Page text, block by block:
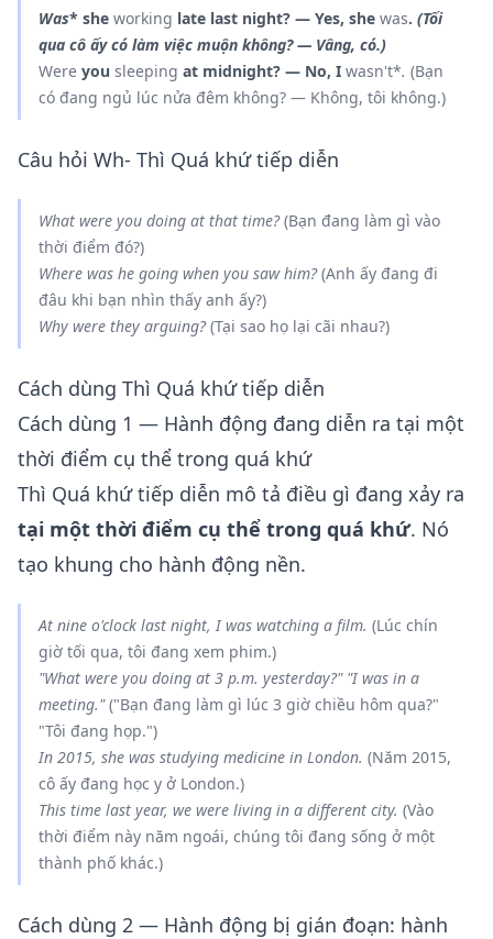
Was* she working late last night? — Yes, she was. (Tối
qua cô ấy có làm việc muộn không? — Vâng, có.)
Were you sleeping at midnight? — No, I wasn't*. (Bạn
có đang ngủ lúc nửa đêm không? — Không, tôi không.)
Câu hỏi Wh- Thì Quá khứ tiếp diễn
What were you doing at that time?(Bạn đang làm gì vào
thời điểm đó?)
Where was he going when you saw him?(Anh ấy đang đi
đâu khi bạn nhìn thấy anh ấy?)
Why were they arguing?(Tại sao họ lại cãi nhau?)
Cách dùng Thì Quá khứ tiếp diễn
Cách dùng 1 — Hành động đang diễn ra tại một
thời điểm cụ thể trong quá khứ
Thì Quá khứ tiếp diễn mô tả điều gì đang xảy ra
tại một thời điểm cụ thể trong quá khứ. Nó
tạo khung cho hành động nền.
At nine o'clock last night, Iwas watching a film. (Lúc chín
giờ tối qua, tôi đang xem phim.)
"What were you doing at 3 p.m. yesterday?" "Iwas in a
meeting."("Bạn đang làm gì lúc 3 giờ chiều hôm qua?"
"Tôi đang họp.")
In 2015, she was studying medicine in London. (Năm 2015,
cô ấy đang học y ở London.)
This time last year, we were living in a different city. (Vào
thời điểm này năm ngoái, chúng tôi đang sống ở một
thành phố khác.)
Cách dùng 2 — Hành động bị gián đoạn: hành